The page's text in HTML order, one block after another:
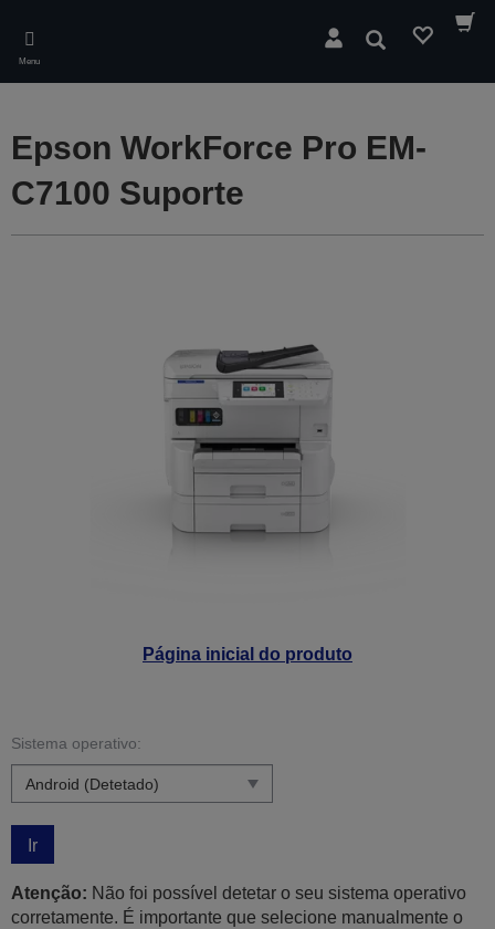
main
content
Menu
Pesquisar
Página inicial do produto
Epson WorkForce Pro EM-
C7100 Suporte
Sistema operativo:
Ir
Atenção: Não foi possível detetar o seu sistema operativo
corretamente. É importante que selecione manualmente o